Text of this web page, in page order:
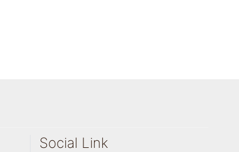
Social Link